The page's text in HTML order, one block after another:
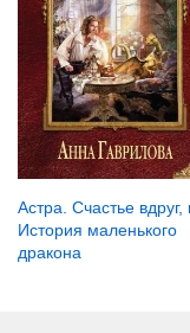
Астра. Счастье вдруг,
История маленького
дракона